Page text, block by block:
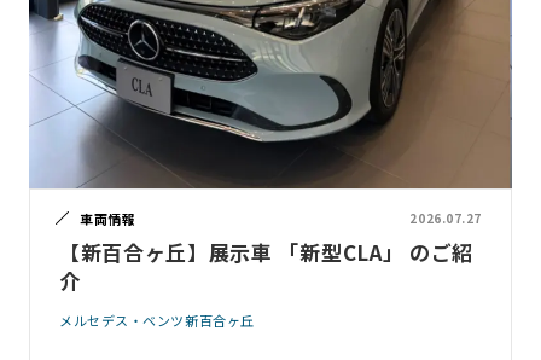
車両情報 2026.07.27
【新百合ヶ丘】展示車 「新型CLA」 のご紹
介
メルセデス・ベンツ新百合ヶ丘